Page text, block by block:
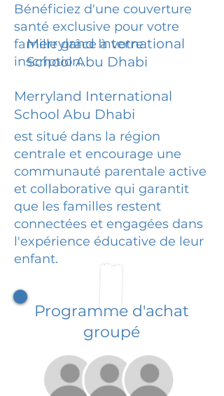
Bénéficiez d'une couverture
santé exclusive pour votre
famille grâce à votre
inscription.
Merryland International
School Abu Dhabi
Merryland International
School Abu Dhabi
est situé dans la région
centrale et encourage une
communauté parentale active
et collaborative qui garantit
que les familles restent
connectées et engagées dans
l'expérience éducative de leur
enfant.
Programme d'achat
groupé